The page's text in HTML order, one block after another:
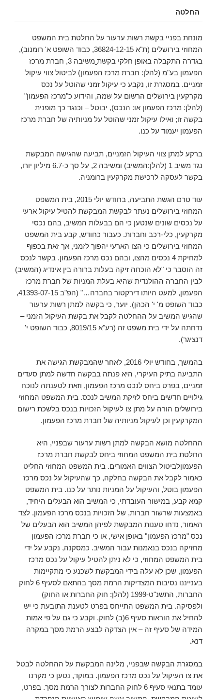
החלטה
מונחת בפניי בקשת רשות ערעור על החלטת בית המשפט
המחוזי בירושלים (ת"א 36824-12-15, כבוד השופט א' רומנוב),
בגדרה התקבלה באופן חלקי בקשת
משיבה 3, חברת מרכז
הפעמון בע"מ (להלן: חברת מרכז הפעמון) לביטול צווי עיקול
זמניים. במסגרת זו, נקבע כי עיקול זמני שהוטל על נכס
מקרקעין בירושלים הרשום על שמה, והידוע כ"מרכז הפעמון"
(להלן: מרכז הפעמון או: הנכס), יבוטל – וכנגד כך מופנית
בקשה זו; ואילו עיקול זמני שהוטל על מניותיה של חברת מרכז
הפעמון יעמוד על כנו.
ברקע למתן צווי העיקול הזמניים, תביעה שהגישה המבקשת
נגד משיב 1 (להלן:המשיב) ומשיבה 2, על סך כ-6.7 מיליון יורו,
בקשר לעסקה לרכישת מקרקעין ברומניה.
עוד טרם הגשת התביעה, בחודש יולי 2015, בית המשפט
המחוזי בירושלים נעתר לבקשת המבקשת להטיל עיקול ארעי
על נכסים שונים שנטען כי הם בבעלות המשיב, בהם נכסי
מקרקעין, כלי-רכב וחברות. כעבור כחודש, קבע בית המשפט
המחוזי בירושלים כי הצו הארעי יהפוך לזמני, אך זאת בכפוף
למחיקת 4 נכסים מהצו, ובהם נכס מרכז הפעמון. בקשר לנכס
זה הוסבר כי "לא הוכחה זיקה בעלות ברורה בין אינדיג (המשיב)
לבין החברה ההולנדית שהיא בעלת המניות של חברת מרכז
הפעמון, למעט היותו דירקטור בחברה…" (הפ"ב 41393-07-15,
כבוד השופט מ' י' הכהן). יוער, כי בקשה למתן רשות ערעור
שהגיש המשיב על ההחלטה לקבל את בקשת העיקול הזמני –
נדחתה על ידי בית משפט זה (רע"א 8019/15, כבוד השופט י'
דנציגר).
בהמשך, בחודש יולי 2016, לאחר שהמבקשת הגישה את
התביעה בתיק העיקרי, היא פנתה בבקשה חדשה למתן סעדים
זמניים, בפרט ביחס לנכס מרכז הפעמון, וזאת לטענתה לנוכח
גילויים חדשים ביחס לזיקת המשיב לנכס. בית המשפט המחוזי
בירושלים הורה על מתן צו לעיקול הזכויות בנכס בלשכת רישום
המקרקעין וכן לעיקול מניותיה של חברת מרכז הפעמון.
ההחלטה מושא הבקשה למתן רשות ערעור שבפניי, היא
החלטת בית המשפט המחוזי ביחס לבקשת חברת מרכז
הפעמוןלביטול הצווים האמורים. בית המשפט המחוזי החליט
כאמור לקבל את הבקשה בחלקה, כך שהעיקול על נכס מרכז
הפעמון בוטל, והעיקול על המניות נותר על כנו. בית המשפט
קמא קבע, במישור העובדתי, כי המשיב הוא הבעלים היחיד,
באמצעות שרשור חברות, של הזכויות בנכס מרכז הפעמון. לצד
האמור, נדחו טענות המבקשת לפיהן המשיב הוא הבעלים של
נכס "מרכז הפעמון" באופן אישי, או כי חברת מרכז הפעמון
מחזיקה בנכס בנאמנות עבור המשיב. כמסקנה, נקבע על ידי
בית המשפט המחוזי, כי לא ניתן להטיל עיקול על נכס מרכז
הפעמון, שכן לא עלה בידי המבקשת לשכנע כי מתקיימות
בענייננו נסיבות המצדיקות הרמת מסך בהתאם לסעיף 6 לחוק
החברות, התשנ"ט-1999 (להלן: חוק החברות או החוק)
ולפסיקה. בית המשפט התייחס בפרט לטענת התובעת כי יש
להחיל את הוראות סעיף 6(ב) לחוק, וקבע כי גם על פי אמות
המידה של סעיף זה – אין הצדקה לבצע הרמת מסך במקרה
דנא.
במסגרת הבקשה שבפניי, מלינה המבקשת על ההחלטה לבטל
את צו העיקול על נכס מרכז הפעמון. במוקד, נטען כי מקרנו
עומד בתנאי סעיף 6 לחוק החברות לצורך הרמת מסך. בפרט,